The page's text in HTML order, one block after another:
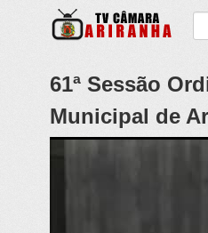
61ª Sessão
Municipal de